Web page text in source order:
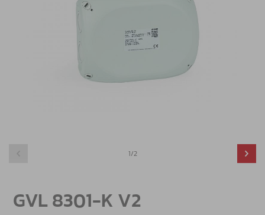
1/2
GVL 8301-K V2